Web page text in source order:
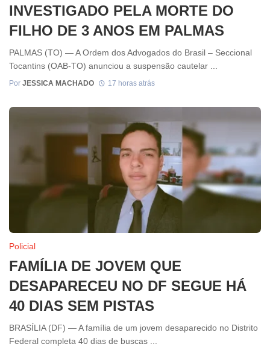
INVESTIGADO PELA MORTE DO
FILHO DE 3 ANOS EM PALMAS
PALMAS (TO) — A Ordem dos Advogados do Brasil – Seccional
Tocantins (OAB-TO) anunciou a suspensão cautelar ...
Por JESSICA MACHADO 17 horas atrás
Policial
FAMÍLIA DE JOVEM QUE
DESAPARECEU NO DF SEGUE HÁ
40 DIAS SEM PISTAS
BRASÍLIA (DF) — A família de um jovem desaparecido no Distrito
Federal completa 40 dias de buscas ...